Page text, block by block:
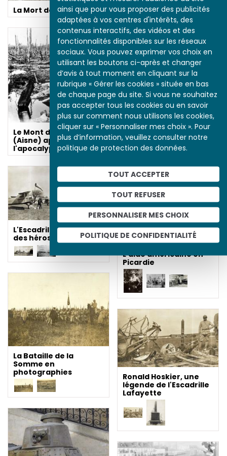
ainsi que pour vous proposer des publicités
adaptées à vos centres d'intérêts, des
contenus interactifs, des vidéos et des
fonctionnalités disponibles sur les réseaux
sociaux. Vous pouvez exprimer vos choix en
utilisant les boutons ci-après et changer
d’avis à tout moment en cliquant sur la
rubrique « Gérer les cookies » située en bas
de chaque page du site. Si vous ne souhaitez
pas accepter tous les cookies ou en savoir
plus sur comment nous utilisons les cookies,
cliquer sur « Personnaliser mes choix ». Pour
plus d’information, veuillez consulter notre
politique de protection des données.
TOUT ACCEPTER
TOUT REFUSER
PERSONNALISER MES CHOIX
POLITIQUE DE CONFIDENTIALITÉ
La Mort de masse
Artillerie et artilleurs
dans la bataille du
chemin des Dames
Le Mont des Singes
(Aisne) après
l'apocalypse
L'aide américaine en
Picardie
L'Escadrille Lafayette :
des héros volontaires
La Bataille de la
Somme en
photographies
Ronald Hoskier, une
légende de l'Escadrille
Lafayette